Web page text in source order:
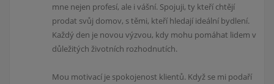
mne nejen profesí, ale i vášní. Spojuji, ty kteří chtějí
prodat svůj domov, s těmi, kteří hledají ideální bydlení.
Každý den je novou výzvou, kdy mohu pomáhat lidem v
důležitých životních rozhodnutích.
Mou motivací je spokojenost klientů. Když se mi podaří